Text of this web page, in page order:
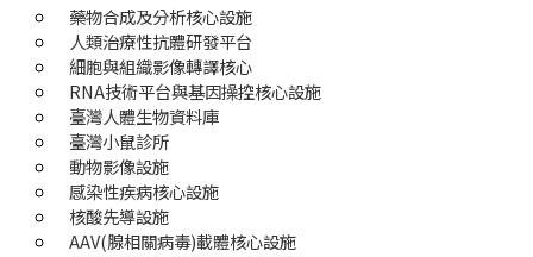
藥物合成及分析核心設施
人類治療性抗體研發平台
細胞與組織影像轉譯核心
RNA技術平台與基因操控核心設施
臺灣人體生物資料庫
臺灣小鼠診所
動物影像設施
感染性疾病核心設施
核酸先導設施
AAV(腺相關病毒)載體核心設施